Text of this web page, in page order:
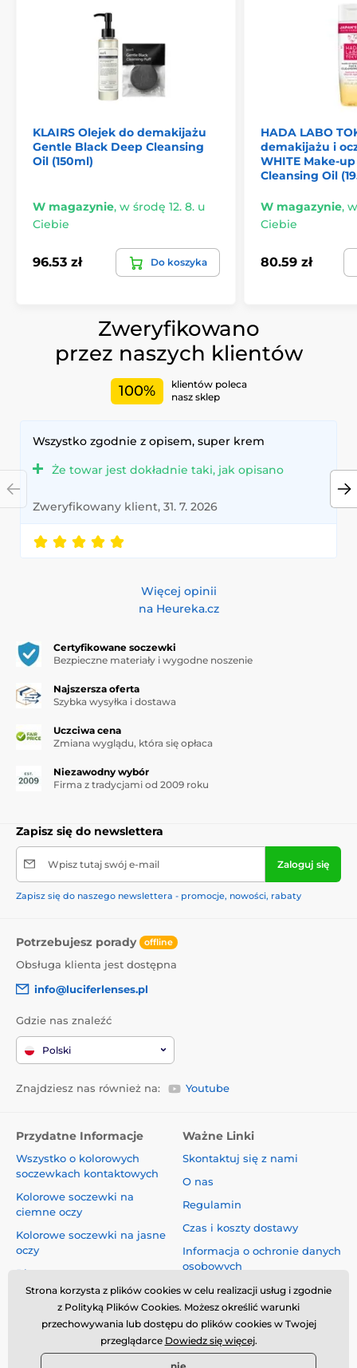
KLAIRS Olejek do demakijażu
Gentle Black Deep Cleansing
Oil (150ml)
W magazynie, w środę 12. 8. u
Ciebie
96.53 zł Do koszyka
HADA LABO
demakijażu i
WHITE Make-
Cleansing Oil
W magazynie,
Ciebie
80.59 zł
Zweryfikowano
przez naszych klientów
100%
klientów poleca
nasz sklep
Wszystko zgodnie z opisem, super krem
Że towar jest dokładnie taki, jak opisano
Zweryfikowany klient, 31. 7. 2026
Więcej opinii
na Heureka.cz
Certyfikowane soczewki
Bezpieczne materiały i wygodne noszenie
Najszersza oferta
Szybka wysyłka i dostawa
Uczciwa cena
Zmiana wyglądu, która się opłaca
Niezawodny wybór
Firma z tradycjami od 2009 roku
Zapisz się do newslettera
Wpisz tutaj swój e-mail Zaloguj się
Zapisz się do naszego newslettera - promocje, nowości, rabaty
Potrzebujesz porady offline
Obsługa klienta jest dostępna
info@luciferlenses.pl
Gdzie nas znaleźć
Polski
Znajdziesz nas również na: Youtube
Przydatne Informacje
Wszystko o kolorowych
soczewkach kontaktowych
Kolorowe soczewki na
ciemne oczy
Kolorowe soczewki na jasne
oczy
Blog
Ważne Linki
Skontaktuj się z nami
O nas
Regulamin
Czas i koszty dostawy
Informacja o ochronie danych
osobowych
Reklamacje i Odstąpienie od
Umowy
Bezpieczeństwo i jakość bez
kompromisów
Strona korzysta z plików cookies w celu realizacji usług i zgodnie
z Polityką Plików Cookies. Możesz określić warunki
przechowywania lub dostępu do plików cookies w Twojej
przeglądarce Dowiedz się więcej.